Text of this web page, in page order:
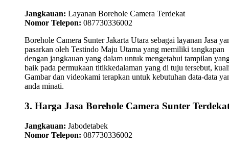
Jangkauan: Layanan Borehole Camera Terdekat
Nomor Telepon: 087730336002
Borehole Camera Sunter Jakarta Utara sebagai layanan Jasa
pasarkan oleh Testindo Maju Utama yang memiliki tangkapan
dengan jangkauan yang dalam untuk mengetahui tampilan
baik pada permukaan titikkedalaman yang di tuju tersebut,
Gambar dan videokami terapkan untuk kebutuhan data-data
anda minati.
3. Harga Jasa Borehole Camera Sunter
Jangkauan: Jabodetabek
Nomor Telepon: 087730336002